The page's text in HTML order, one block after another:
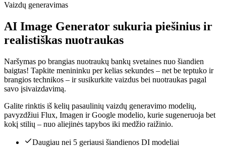
Vaizdų generavimas
AI Image Generator sukuria piešinius ir
realistiškas nuotraukas
Naršymas po brangias nuotraukų bankų svetaines nuo šiandien
baigtas! Tapkite menininku per kelias sekundes – net be teptuko ir
brangios technikos – ir susikurkite vaizdus bei nuotraukas pagal
savo įsivaizdavimą.
Galite rinktis iš kelių pasaulinių vaizdų generavimo modelių,
pavyzdžiui Flux, Imagen ir Google modelio, kurie sugeneruoja bet
kokį stilių – nuo aliejinės tapybos iki medžio raižinio.
Daugiau nei 5 geriausi šiandienos DI modeliai